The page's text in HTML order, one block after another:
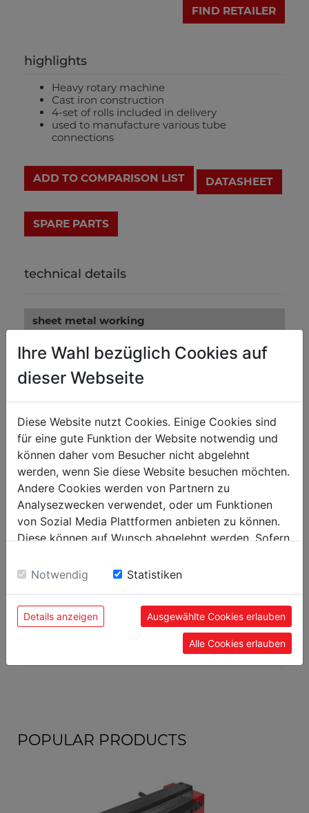
FIND RETAILER
highlights
Heavy rotary machine
Cast iron construction
4-set of rolls included in delivery
used to manufacture various tube
connections
ADD TO COMPARISON LIST DATASHEET
technical details
sheet metal working
max. sheet metal thickness in mm
1.2
throat depth in mm
weight
net weight in kg
gross weight in kg
58
packaging
packaging height in mm
600
packaging width in mm
packaging length in mm
670
9120058372100
POPULAR PRODUCTS
Ihre Wahl bezüglich Cookies auf
dieser Webseite
Diese Website nutzt Cookies. Einige Cookies sind
für eine gute Funktion der Website notwendig und
können daher vom Besucher nicht abgelehnt
werden, wenn Sie diese Website besuchen möchten.
Andere Cookies werden von Partnern zu
Analysezwecken verwendet, oder um Funktionen
von Sozial Media Plattformen anbieten zu können.
Diese können auf Wunsch abgelehnt werden. Sofern
Einwilligung zu unseren Cookies.
Notwendig Statistiken
Details anzeigen Ausgewählte Cookies erlauben
Alle Cookies erlauben